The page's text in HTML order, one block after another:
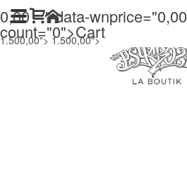
0,00 " data-wnprice="0,00
count="0">Cart
1.500,00"> 1.500,00">